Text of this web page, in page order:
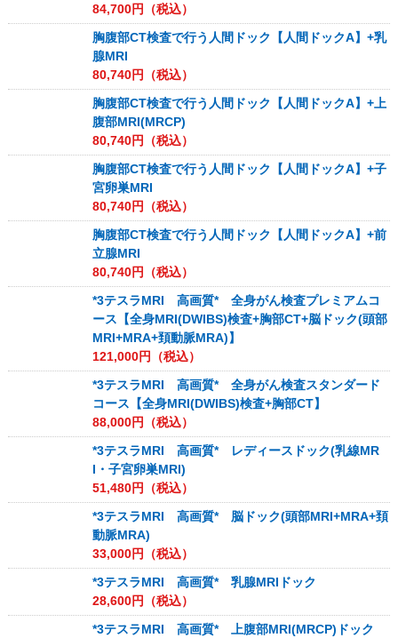
84,700円（税込）
胸腹部CT検査で行う人間ドック【人間ドックA】+乳
腺MRI
80,740円（税込）
胸腹部CT検査で行う人間ドック【人間ドックA】+上
腹部MRI(MRCP)
80,740円（税込）
胸腹部CT検査で行う人間ドック【人間ドックA】+子
宮卵巣MRI
80,740円（税込）
胸腹部CT検査で行う人間ドック【人間ドックA】+前
立腺MRI
80,740円（税込）
*3テスラMRI 高画質* 全身がん検査プレミアムコ
ース【全身MRI(DWIBS)検査+胸部CT+脳ドック(頭部
MRI+MRA+頚動脈MRA)】
121,000円（税込）
*3テスラMRI 高画質* 全身がん検査スタンダード
コース【全身MRI(DWIBS)検査+胸部CT】
88,000円（税込）
*3テスラMRI 高画質* レディースドック(乳線MR
I・子宮卵巣MRI)
51,480円（税込）
*3テスラMRI 高画質* 脳ドック(頭部MRI+MRA+頚
動脈MRA)
33,000円（税込）
*3テスラMRI 高画質* 乳腺MRIドック
28,600円（税込）
*3テスラMRI 高画質* 上腹部MRI(MRCP)ドック